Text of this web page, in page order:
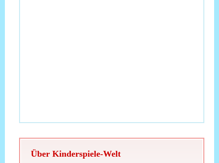
Über Kinderspiele-Welt